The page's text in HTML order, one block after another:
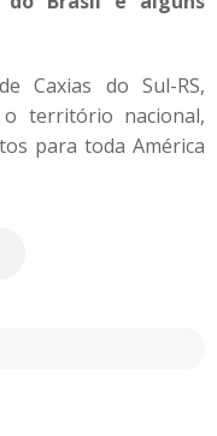
Caxias do Sul-RS,
território nacional,
para toda América